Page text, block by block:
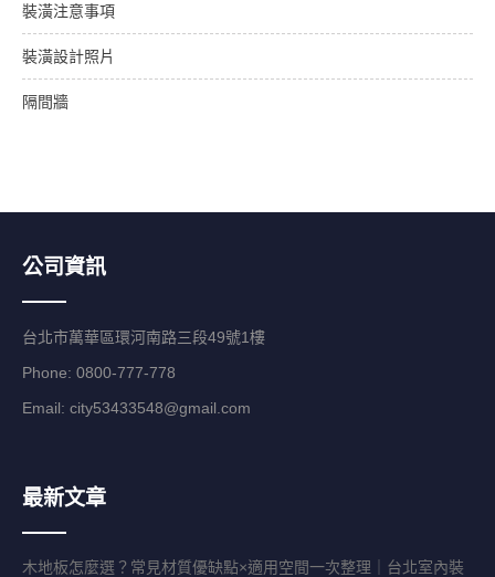
裝潢注意事項
裝潢設計照片
隔間牆
公司資訊
台北市萬華區環河南路三段49號1樓
Phone: 0800-777-778
Email: city53433548@gmail.com
最新文章
木地板怎麼選？常見材質優缺點×適用空間一次整理｜台北室內裝